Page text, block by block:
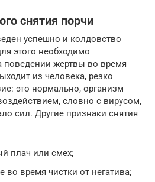
снятия порчи
успешно и колдовство
этого необходимо
поведении жертвы во время
из человека, резко
это нормально, организм
словно с вирусом,
сил. Другие признаки снятия
плач или смех;
во время чистки от негатива;